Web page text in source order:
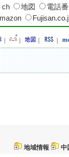
ch
地図 電話
｜ ｜
地域情報 中